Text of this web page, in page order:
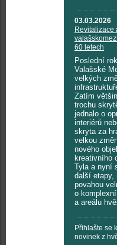
03.03.2026
Revitalizace
60 letech
Poslední
Valašské
velkých
Zatím
trochu
jednalo o
interiérů
skryta za
velkou
nového
kreativního
Tyla a nyní
další etapy,
povahou
o
a areálu
Přihlašte se
novinek z